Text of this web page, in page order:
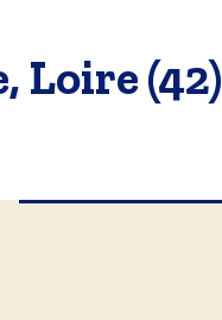
Loire (42)